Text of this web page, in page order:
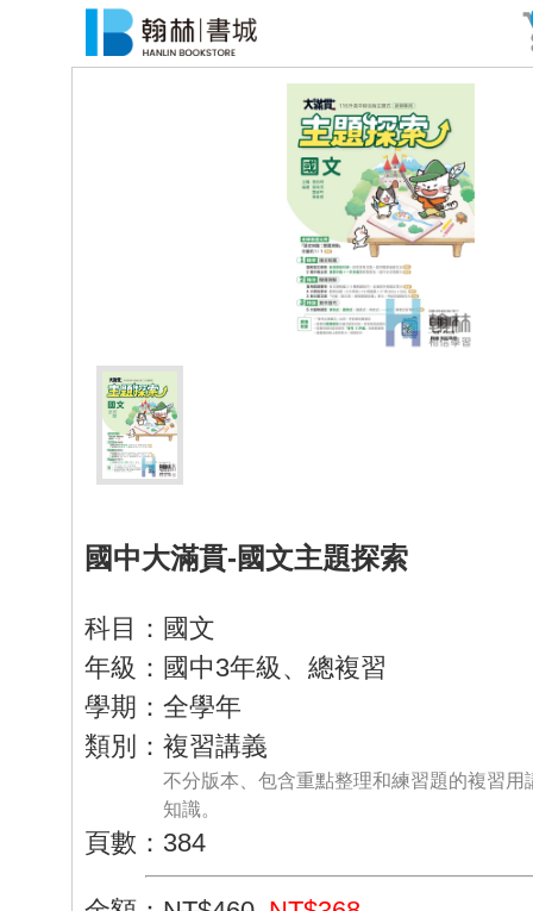
國中大滿貫-國文主題探索
科目：國文
年級：國中3年級、總複習
學期：全學年
類別：複習講義
不分版本、包含重點整理和練習題的複習用
知識。
頁數：384